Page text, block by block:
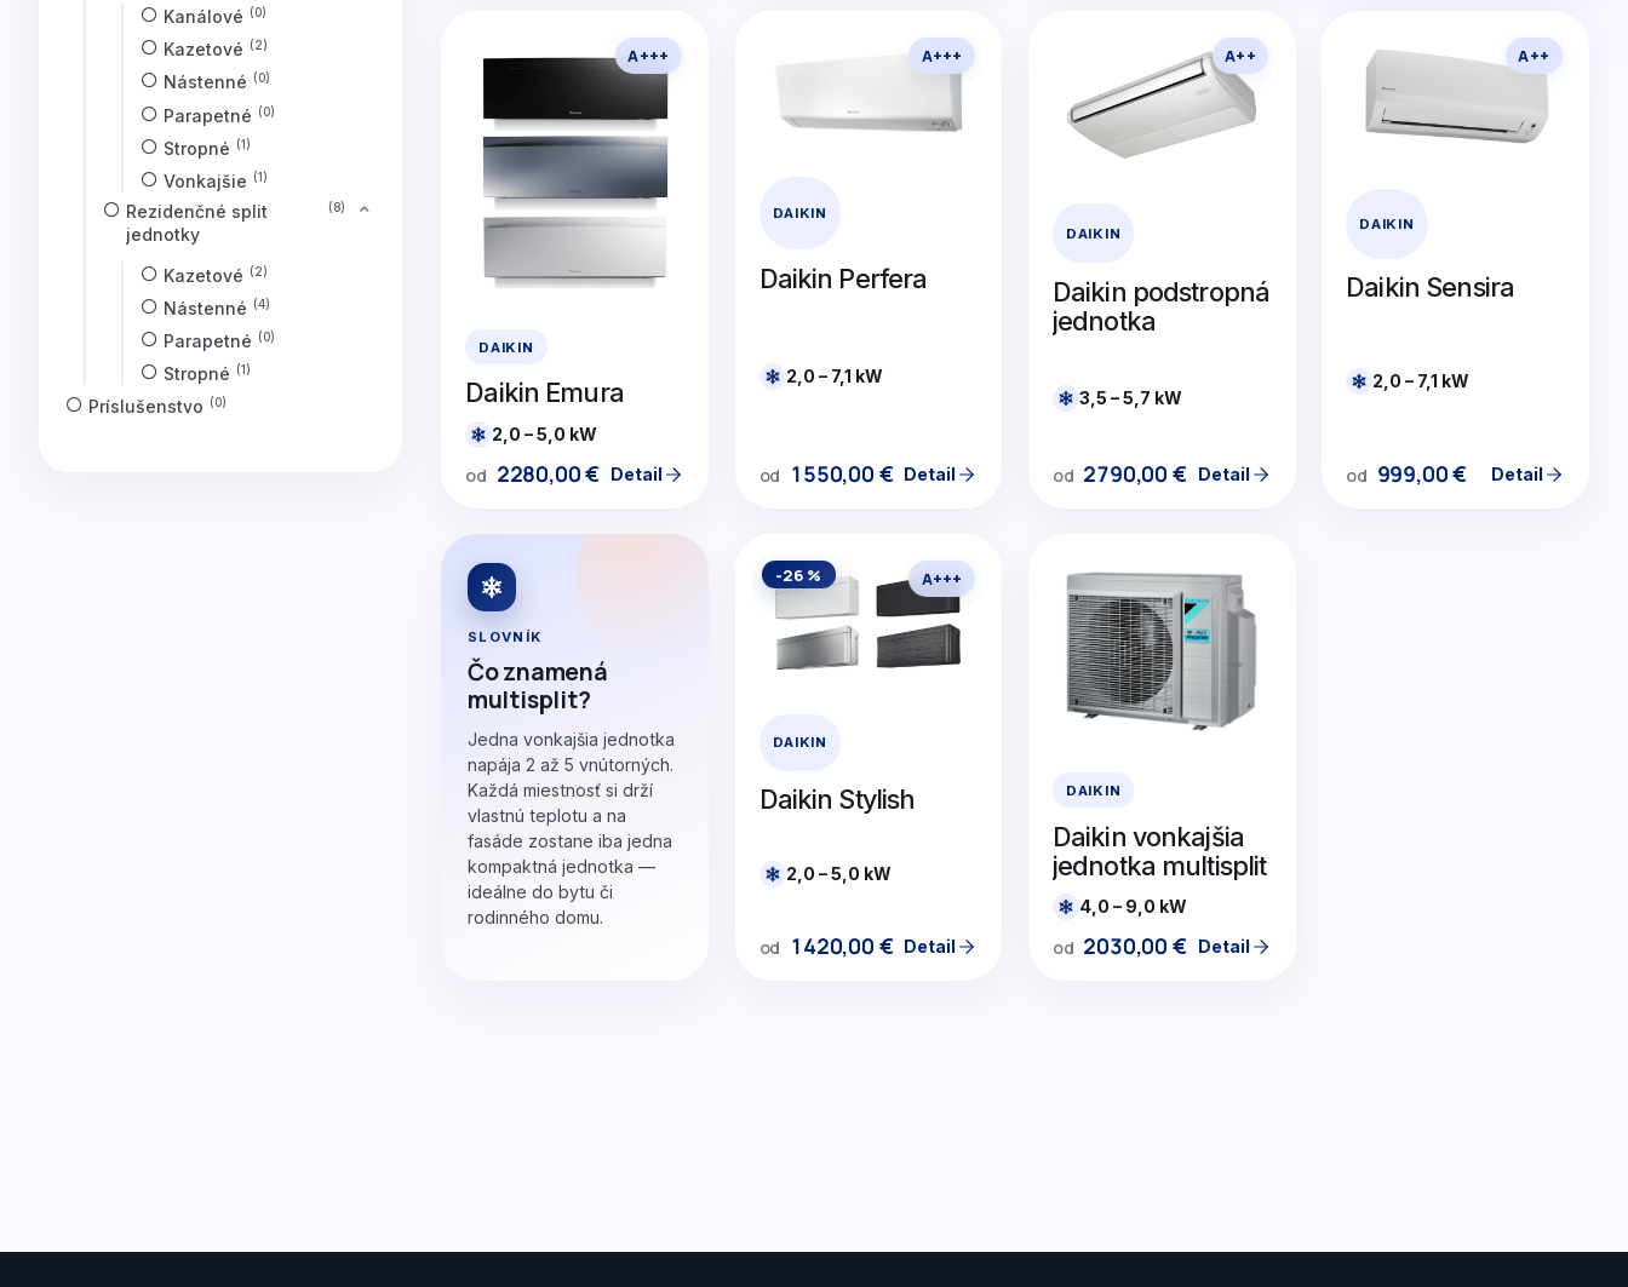
Kanálové 0
Kazetové 2
Nástenné 0
Parapetné 0
Stropné 1
Vonkajšie 1
Rezidenčné split
jednotky
8
Kazetové 2
Nástenné 4
Parapetné 0
Stropné 1
Príslušenstvo 0
A+++
DAIKIN
Daikin Emura
2,0 – 5,0 kW
od 2280,00€ Detail
A+++
DAIKIN
Daikin Perfera
2,0 – 7,1 kW
od 1550,00 € Detail
A++
DAIKIN
Daikin podstropná
jednotka
3,5 – 5,7 kW
od 2790,00 € Detail
A++
DAIKIN
Daikin Sensira
2,0 – 7,1 kW
od 999,00€ Detail
SLOVNÍK
Čo znamená
multisplit?
Jedna vonkajšia jednotka
napája 2 až 5 vnútorných.
Každá miestnosť si drží
vlastnú teplotu a na
fasáde zostane iba jedna
kompaktná jednotka —
ideálne do bytu či
rodinného domu.
-26 % A+++
DAIKIN
Daikin Stylish
2,0 – 5,0 kW
od 1420,00 € Detail
DAIKIN
Daikin vonkajšia
jednotka multisplit
4,0 – 9,0 kW
od 2030,00 € Detail